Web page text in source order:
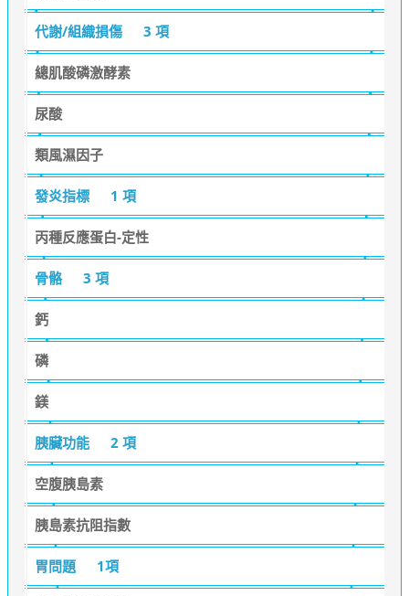
代謝/組織損傷 3 項
總肌酸磷激酵素
尿酸
類風濕因子
發炎指標 1 項
丙種反應蛋白-定性
骨骼 3 項
鈣
磷
鎂
胰臟功能 2 項
空腹胰島素
胰島素抗阻指數
胃問題 1項